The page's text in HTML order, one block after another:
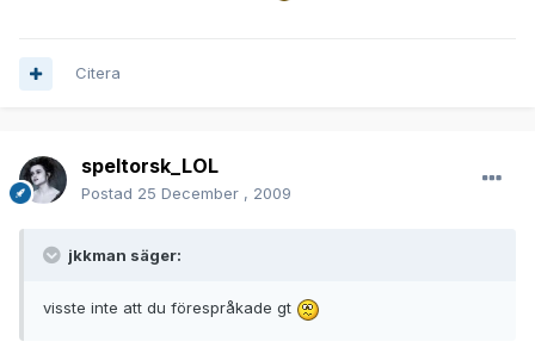
Citera
speltorsk_LOL
Postad 25 December , 2009
jkkman säger:
visste inte att du förespråkade gt